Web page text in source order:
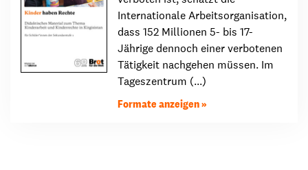
Internationale Arbeitsorganisation,
dass 152 Millionen 5- bis 17-
Jährige dennoch einer verbotenen
Tätigkeit nachgehen müssen. Im
Tageszentrum (...)
Formate anzeigen